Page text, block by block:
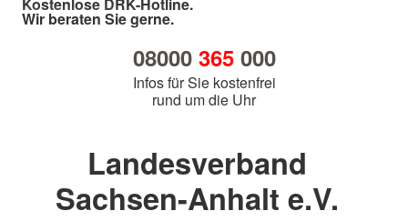
Kostenlose DRK-Hotline.
Wir beraten Sie gerne.
08000 365000
Infos für Sie kostenfrei
rund um die Uhr
Landesverband
Sachsen-Anhalt e.V.